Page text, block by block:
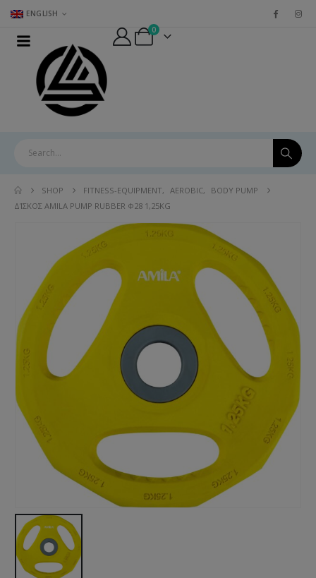
ENGLISH
0
SHOP FITNESS-EQUIPMENT, AEROBIC,
BODY PUMP
ΔΊΣΚΟΣ AMILA PUMP RUBBER Φ28 1,25KG